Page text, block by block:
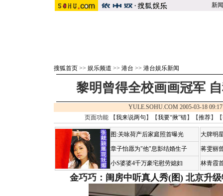
新闻
搜狐首页 >> 娱乐频道 >> 港台 >> 港台娱乐新闻
黎明曾得全校画画冠军
YULE.SOHU.COM 2005-03-18
页面功能 【我来说两句 】【我要“揪”错】【推荐】
图:关咏荷产后家庭照首曝光
章子怡愿为"他"息影结婚生子
小S婆婆4千万豪宅慰劳媳妇
大牌明
蒋雯丽
林青霞
金巧巧：闺房中听真人秀(图) 北京升